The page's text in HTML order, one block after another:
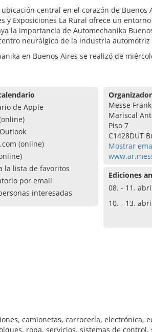
ubicación central en el corazón de Buenos
y Exposiciones La Rural ofrece un
la importancia de Automechanika
neurálgico de la industria automotriz
en Buenos Aires se realizó de
de Apple
(online)
la lista de favoritos
por email
interesadas
Organizador
Messe
Mariscal
Piso 7
C1428DUT
Mostrar
Ediciones
08. - 11.
10. - 13.
camionetas, carrocería,
ropa, servicios, sistemas de